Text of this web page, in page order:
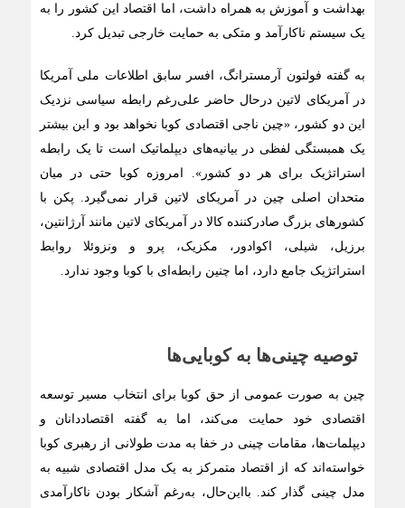
بهداشت و آموزش به همراه داشت، اما اقتصاد این کشور را به
یک سیستم ناکارآمد و متکی به حمایت خارجی تبدیل کرد.
به گفته فولتون آرمسترانگ، افسر سابق اطلاعات ملی آمریکا
در آمریکای لاتین درحال حاضر علی‌رغم رابطه سیاسی نزدیک
این دو کشور، «چین ناجی اقتصادی کوبا نخواهد بود و این بیشتر
یک همبستگی لفظی در بیانیه‌های دیپلماتیک است تا یک رابطه
استراتژیک برای هر دو کشور». امروزه کوبا حتی در میان
متحدان اصلی چین در آمریکای لاتین قرار نمی‌گیرد. پکن با
کشورهای بزرگ صادرکننده کالا در آمریکای لاتین مانند آرژانتین،
برزیل، شیلی، اکوادور، مکزیک، پرو و ونزوئلا روابط
استراتژیک جامع دارد، اما چنین رابطه‌ای با کوبا وجود ندارد.
توصیه چینی‌ها به کوبایی‌ها
چین به صورت عمومی از حق کوبا برای انتخاب مسیر توسعه
اقتصادی خود حمایت می‌کند، اما به گفته اقتصاددانان و
دیپلمات‌ها، مقامات چینی در خفا به مدت طولانی از رهبری کوبا
خواسته‌اند که از اقتصاد متمرکز به یک مدل اقتصادی شبیه به
مدل چینی گذار کند. با‌این‌حال، به‌رغم آشکار بودن ناکارآمدی